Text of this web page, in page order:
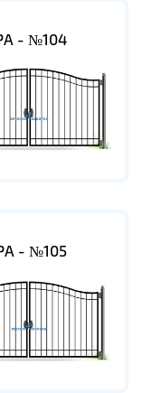
- №104
- №105